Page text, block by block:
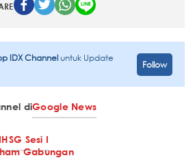
IDX Channeluntuk Update
Follow
diGoogle News
IHSG Sesi I
Gabungan